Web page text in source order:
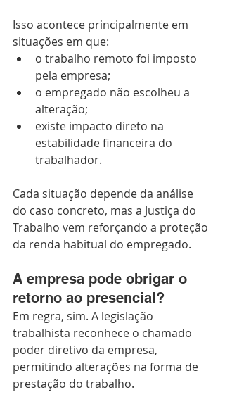
Isso acontece principalmente em
situações em que:
o trabalho remoto foi imposto
pela empresa;
o empregado não escolheu a
alteração;
existe impacto direto na
estabilidade financeira do
trabalhador.
Cada situação depende da análise
do caso concreto, mas a Justiça do
Trabalho vem reforçando a proteção
da renda habitual do empregado.
A empresa pode obrigar o
retorno ao presencial?
Em regra, sim. A legislação
trabalhista reconhece o chamado
poder diretivo da empresa,
permitindo alterações na forma de
prestação do trabalho.